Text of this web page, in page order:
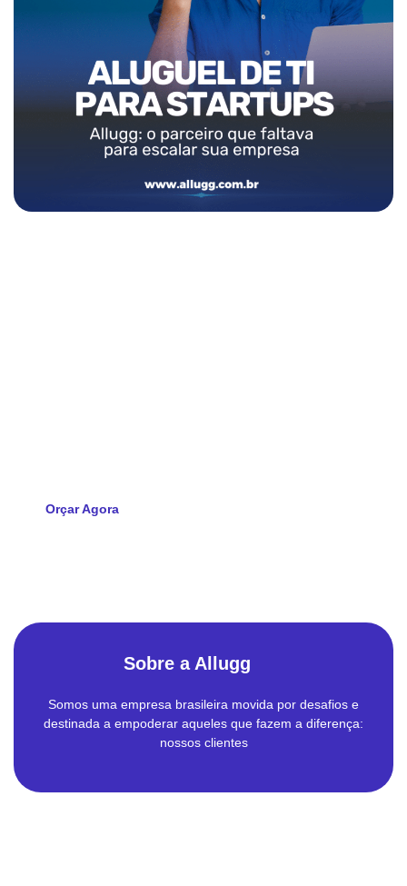
Orçar Agora
Sobre a Allugg
Somos uma empresa brasileira movida por desafios e
destinada a empoderar aqueles que fazem a diferença:
nossos clientes